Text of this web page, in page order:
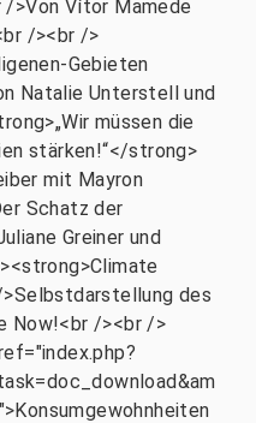
>Von Vítor Mamede
/><br />
Gebieten
Natalie Unterstell und
müssen die
stärken!“</strong>
mit Mayron
Schatz der
Greiner und
des
Now!<br /><br />